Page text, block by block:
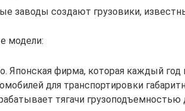
заводы создают грузовики,
модели:
Японская фирма, которая каждый
для транспортировки
тягачи грузоподъемностью